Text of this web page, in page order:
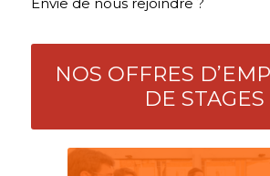
NOS OFFRES
DE STAGES